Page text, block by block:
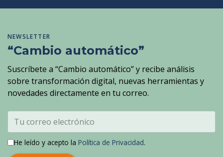
NEWSLETTER
“Cambio automático”
Suscríbete a “Cambio automático” y recibe análisis
sobre transformación digital, nuevas herramientas y
novedades directamente en tu correo.
He leído y acepto la Política de Privacidad.